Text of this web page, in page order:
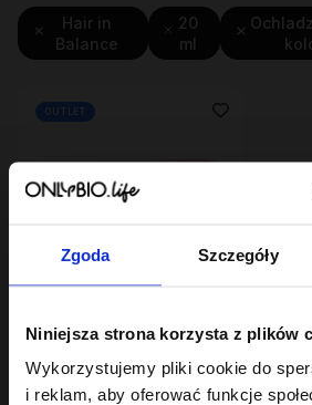
Zgoda Szczegóły
Niniejsza strona korzysta z plików
Wykorzystujemy pliki cookie do
i reklam, aby oferować funkcje
Hair in
Balance
20
ml
Olejek do włosów
blondów 20 ml
3,99 zł
Najniższa cena z 30 dni przed
OUTLET